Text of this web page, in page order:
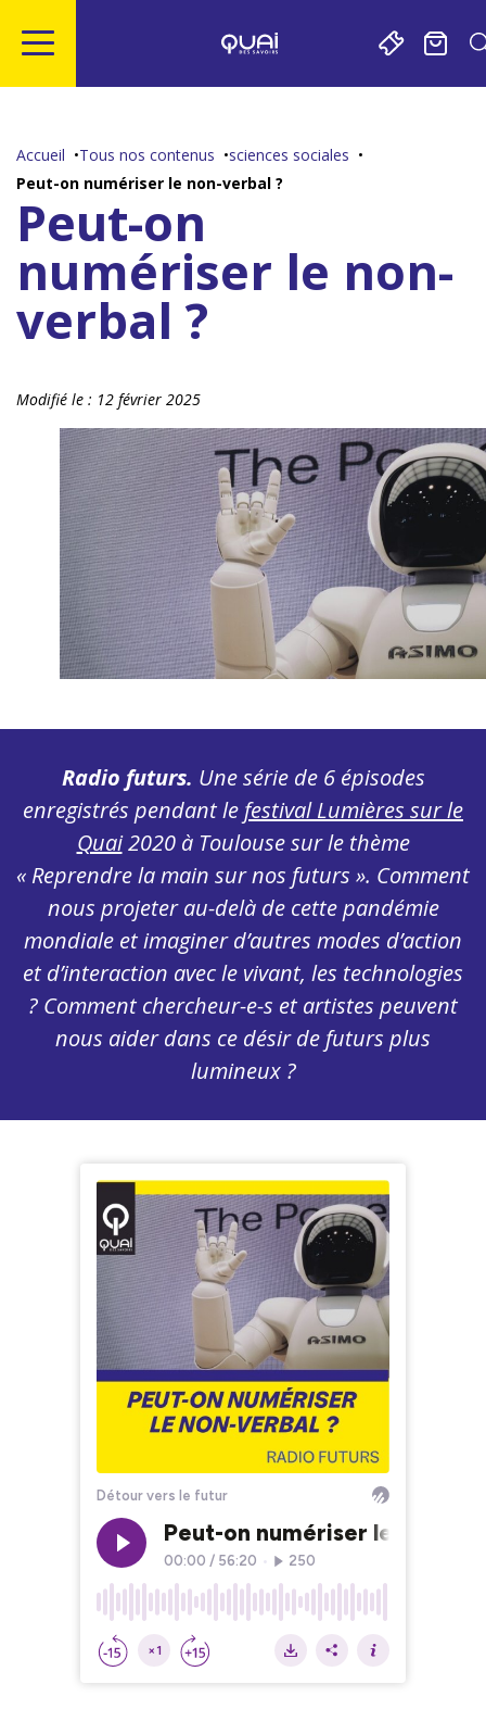
contenu
Accueil Tous nos contenus
sciences sociales
Peut-on numériser le non-verbal ?
Peut-on
numériser le non-
verbal ?
Modifié le : 12 février 2025
Radio futurs. Une série de 6 épisodes
enregistrés pendant le festival Lumières sur le
Quai2020 à Toulouse sur le thème
« Reprendre la main sur nos futurs ». Comment
nous projeter au-delà de cette pandémie
mondiale et imaginer d’autres modes d’action
et d’interaction avec le vivant, les technologies
? Comment chercheur-e-s et artistes peuvent
nous aider dans ce désir de futurs plus
lumineux ?